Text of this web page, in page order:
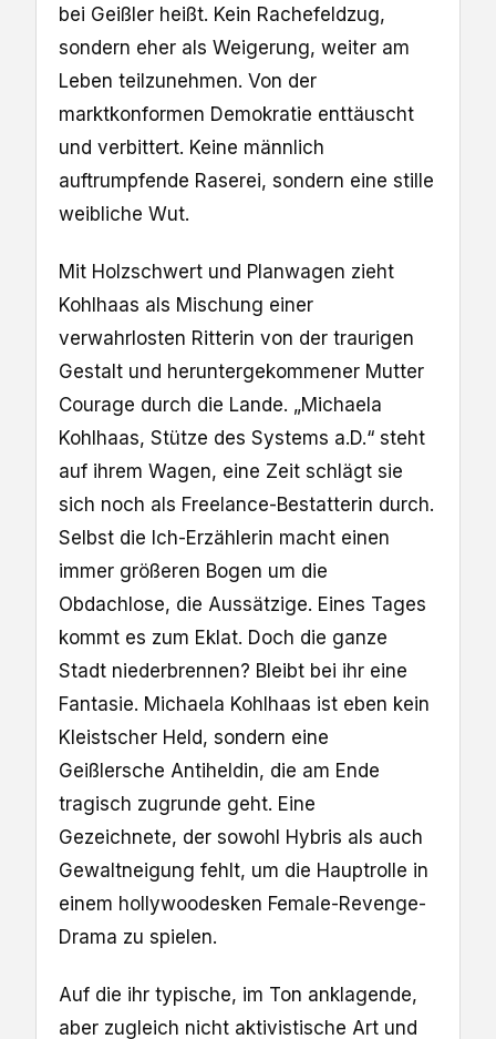
bei Geißler heißt. Kein Rachefeldzug,
sondern eher als Weigerung, weiter am
Leben teilzunehmen. Von der
marktkonformen Demokratie enttäuscht
und verbittert. Keine männlich
auftrumpfende Raserei, sondern eine stille
weibliche Wut.
Mit Holzschwert und Planwagen zieht
Kohlhaas als Mischung einer
verwahrlosten Ritterin von der traurigen
Gestalt und heruntergekommener Mutter
Courage durch die Lande. „Michaela
Kohlhaas, Stütze des Systems a.D.“ steht
auf ihrem Wagen, eine Zeit schlägt sie
sich noch als Freelance-Bestatterin durch.
Selbst die Ich-Erzählerin macht einen
immer größeren Bogen um die
Obdachlose, die Aussätzige. Eines Tages
kommt es zum Eklat. Doch die ganze
Stadt niederbrennen? Bleibt bei ihr eine
Fantasie. Michaela Kohlhaas ist eben kein
Kleistscher Held, sondern eine
Geißlersche Antiheldin, die am Ende
tragisch zugrunde geht. Eine
Gezeichnete, der sowohl Hybris als auch
Gewaltneigung fehlt, um die Hauptrolle in
einem hollywoodesken Female-Revenge-
Drama zu spielen.
Auf die ihr typische, im Ton anklagende,
aber zugleich nicht aktivistische Art und